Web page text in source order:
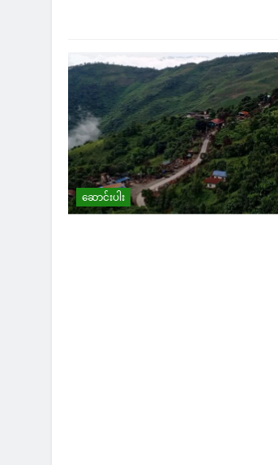
ဆောင်းပါး